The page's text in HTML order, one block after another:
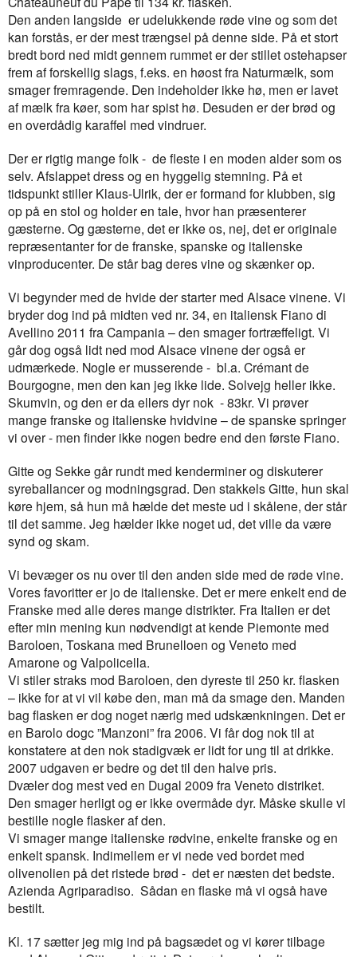
Den anden langside er udelukkende røde vine og som det
kan forstås, er der mest trængsel på denne side. På et stort
bredt bord ned midt gennem rummet er der stillet ostehapser
frem af forskellig slags, f.eks. en høost fra Naturmælk, som
smager fremragende. Den indeholder ikke hø, men er lavet
af mælk fra køer, som har spist hø. Desuden er der brød og
en overdådig karaffel med vindruer.
Der er rigtig mange folk - de fleste i en moden alder som os
selv. Afslappet dress og en hyggelig stemning. På et
tidspunkt stiller Klaus-Ulrik, der er formand for klubben, sig
op på en stol og holder en tale, hvor han præsenterer
gæsterne. Og gæsterne, det er ikke os, nej, det er originale
repræsentanter for de franske, spanske og italienske
vinproducenter. De står bag deres vine og skænker op.
Vi begynder med de hvide der starter med Alsace vinene. Vi
bryder dog ind på midten ved nr. 34, en italiensk Fiano di
Avellino 2011 fra Campania – den smager fortræffeligt. Vi
går dog også lidt ned mod Alsace vinene der også er
udmærkede. Nogle er musserende - bl.a. Crémant de
Bourgogne, men den kan jeg ikke lide. Solvejg heller ikke.
Skumvin, og den er da ellers dyr nok - 83kr. Vi prøver
mange franske og italienske hvidvine – de spanske springer
vi over - men finder ikke nogen bedre end den første Fiano.
Gitte og Sekke går rundt med kenderminer og diskuterer
syreballancer og modningsgrad. Den stakkels Gitte, hun skal
køre hjem, så hun må hælde det meste ud i skålene, der står
til det samme. Jeg hælder ikke noget ud, det ville da være
synd og skam.
Vi bevæger os nu over til den anden side med de røde vine.
Vores favoritter er jo de italienske. Det er mere enkelt end de
Franske med alle deres mange distrikter. Fra Italien er det
efter min mening kun nødvendigt at kende Piemonte med
Baroloen, Toskana med Brunelloen og Veneto med
Amarone og Valpolicella.
Vi stiler straks mod Baroloen, den dyreste til 250 kr. flasken
– ikke for at vi vil købe den, man må da smage den. Manden
bag flasken er dog noget nærig med udskænkningen. Det er
en Barolo dogc ”Manzoni” fra 2006. Vi får dog nok til at
konstatere at den nok stadigvæk er lidt for ung til at drikke.
2007 udgaven er bedre og det til den halve pris.
Dvæler dog mest ved en Dugal 2009 fra Veneto distriket.
Den smager herligt og er ikke overmåde dyr. Måske skulle vi
bestille nogle flasker af den.
Vi smager mange italienske rødvine, enkelte franske og en
enkelt spansk. Indimellem er vi nede ved bordet med
olivenolien på det ristede brød - det er næsten det bedste.
Azienda Agriparadiso. Sådan en flaske må vi også have
bestilt.
Kl. 17 sætter jeg mig ind på bagsædet og vi kører tilbage